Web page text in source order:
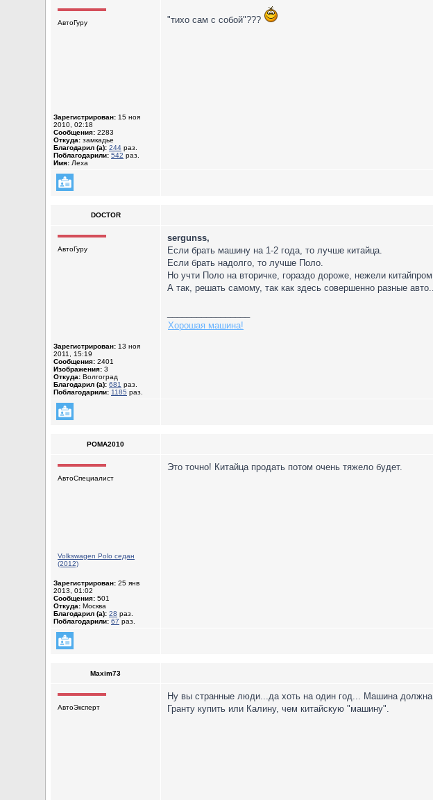
АвтоГуру
Зарегистрирован: 15 ноя
2010, 02:18
Сообщения: 2283
Откуда: замкадье
Благодарил (а): 244 раз.
Поблагодарили: 542 раз.
Имя: Леха
"тихо сам с собой"???
DOCTOR
АвтоГуру
Зарегистрирован: 13 ноя
2011, 15:19
Сообщения: 2401
Изображения: 3
Откуда: Волгоград
Благодарил (а): 681 раз.
Поблагодарили: 1185 раз.
sergunss,
Если брать машину на 1-2 года, то лучше китайца.
Если брать надолго, то лучше Поло.
Но учти Поло на вторичке, гораздо дороже, нежели
А так, решать самому, так как здесь совершенно разные
Хорошая машина!
POMA2010
АвтоСпециалист
Volkswagen Polo седан
(2012)
Зарегистрирован: 25 янв
2013, 01:02
Сообщения: 501
Откуда: Москва
Благодарил (а): 28 раз.
Поблагодарили: 67 раз.
Это точно! Китайца продать потом очень тяжело будет.
Maxim73
АвтоЭксперт
Ну вы странные люди...да хоть на один год... Машина
Гранту купить или Калину, чем китайскую "машину".